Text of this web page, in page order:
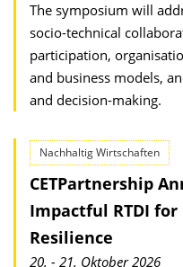
The symposium will
socio-technical
participation,
and business models,
and decision-making.
Nachhaltig Wirtschaften
CETPartnership
Impactful RTDI for
Resilience
20. - 21. Oktober 2026